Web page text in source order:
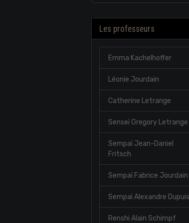
Les professeurs
Emma Kachelhoffer
Léonie Jourdain
Catherine Letrange
Senseï Gregory Letrange
Sempaï Jean-Daniel
Fritsch
Sempaï Fabrice Jourdain
Sempaï Alexandre Dupuis
Renshi Alain Schimpf